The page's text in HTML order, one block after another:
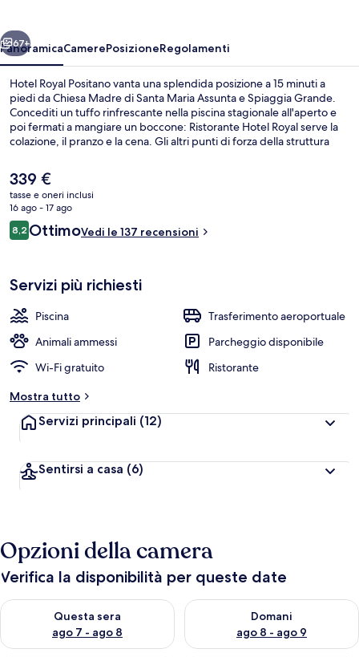
Avanti
67+
PanoramicaCamerePosizioneRegolamenti
Hotel Royal Positano vanta una splendida posizione a 15 minuti a
piedi da Chiesa Madre di Santa Maria Assunta e Spiaggia Grande.
Concediti un tuffo rinfrescante nella piscina stagionale all'aperto e
poi fermati a mangiare un boccone: Ristorante Hotel Royal serve la
colazione, il pranzo e la cena. Gli altri punti di forza della struttura
uno snack bar. Altri viaggiatori apprezzano il personale gentile della
struttura.
Il
prezzo
attuale
è
339 €
339 €
tasse e oneri inclusi
16 ago - 17 ago
Recensioni
8,28,2 su 10
OttimoVedi le 137 recensioni
Servizi più richiesti
Piscina
Trasferimento aeroportuale
Animali ammessi
Parcheggio disponibile
Wi-Fi gratuito
Ristorante
Mostra tutto
Servizi principali (12)
Sentirsi a casa (6)
Opzioni della camera
Verifica la disponibilità per queste date
Questa sera
ago 7 - ago 8
Verifica la disponibilità per questa sera, ago 7 - ago 8
Domani
ago 8 - ago 9
Verifica la disponibilità per